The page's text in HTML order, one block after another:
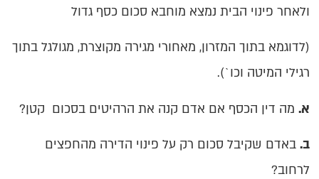
ולאחר פינוי הבית נמצא מוחבא סכום כסף גדול
(לדוגמא בתוך המזרון, מאחורי מגירה מקוצרת, מגולגל בתוך
רגילי המיטה וכו`).
א.מה דין הכסף אם אדם קנה את הרהיטים בסכום קטן?
ב.באדם שקיבל סכום רק על פינוי הדירה מהחפצים
לרחוב?